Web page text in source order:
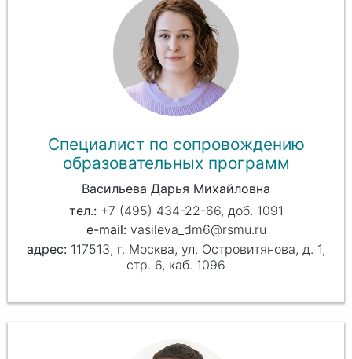
Специалист по сопровождению
образовательных программ
Васильева Дарья Михайловна
+7 (495) 434-22-66, доб. 1091
vasileva_dm6@rsmu.ru
117513, г. Москва, ул. Островитянова, д. 1,
стр. 6, каб. 1096